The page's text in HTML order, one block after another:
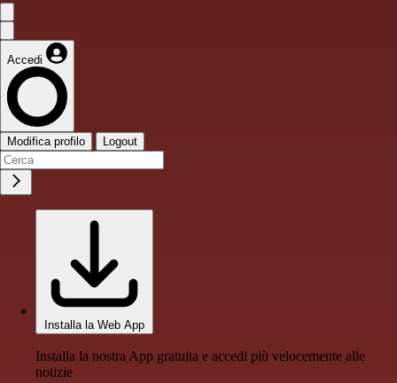
Accedi
Modifica profilo Logout
Installa la Web App
Installa la nostra App gratuita e accedi più velocemente alle
notizie